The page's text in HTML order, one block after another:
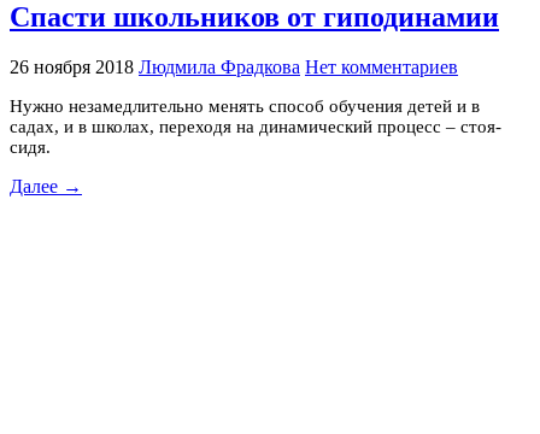
Спасти школьников от гиподинамии
26 ноября 2018 Людмила Фрадкова Нет комментариев
Нужно незамедлительно менять способ обучения детей и в
садах, и в школах, переходя на динамический процесс – стоя-
сидя.
Далее →